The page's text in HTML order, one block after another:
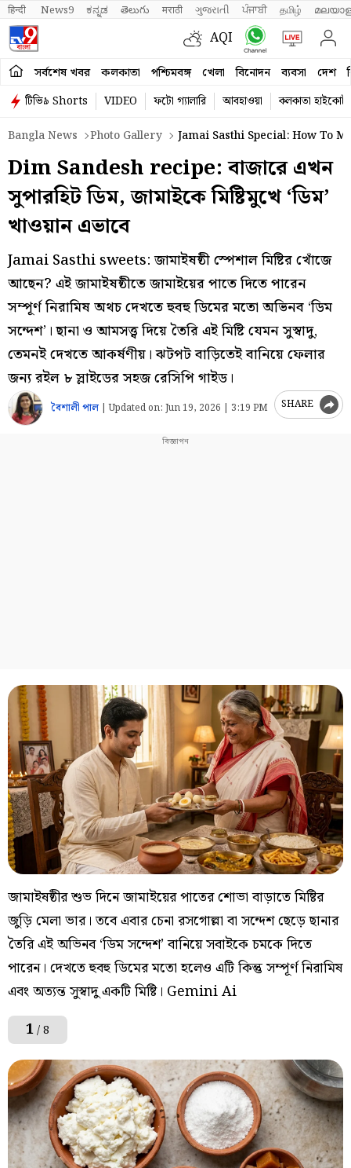
हिन्दी News9 ಕನ್ನಡ తెలుగు मराठी ગુજરાતી ਪੰਜਾਬੀ தமிழ்
AQI
সর্বশেষ খবর কলকাতা পশ্চিমবঙ্গ খেলা বিনোদন ব্যবসা দেশ
টিভি৯ Shorts VIDEO ফটো গ্যালারি আবহাওয়া
কলকাতা হাইকোর্ট
Bangla News
Photo Gallery Jamai Sasthi Special: How To
Dim Sandesh recipe: বাজারে এখন
সুপারহিট ডিম, জামাইকে মিষ্টিমুখে ‘ডিম’
খাওয়ান এভাবে
Jamai Sasthi sweets: জামাইষষ্ঠী স্পেশাল মিষ্টির খোঁজে
আছেন? এই জামাইষষ্ঠীতে জামাইয়ের পাতে দিতে পারেন
সম্পূর্ণ নিরামিষ অথচ দেখতে হুবহু ডিমের মতো অভিনব ‘ডিম
সন্দেশ’। ছানা ও আমসত্ত্ব দিয়ে তৈরি এই মিষ্টি যেমন সুস্বাদু,
তেমনই দেখতে আকর্ষণীয়। ঝটপট বাড়িতেই বানিয়ে ফেলার
জন্য রইল ৮ স্লাইডের সহজ রেসিপি গাইড।
বৈশালী পাল |Updated on: Jun 19, 2026 | 3:19 PM SHARE
জামাইষষ্ঠীর শুভ দিনে জামাইয়ের পাতের শোভা বাড়াতে মিষ্টির
জুড়ি মেলা ভার। তবে এবার চেনা রসগোল্লা বা সন্দেশ ছেড়ে ছানার
তৈরি এই অভিনব ‘ডিম সন্দেশ’ বানিয়ে সবাইকে চমকে দিতে
পারেন। দেখতে হুবহু ডিমের মতো হলেও এটি কিন্তু সম্পূর্ণ নিরামিষ
এবং অত্যন্ত সুস্বাদু একটি মিষ্টি। Gemini Ai
1/ 8